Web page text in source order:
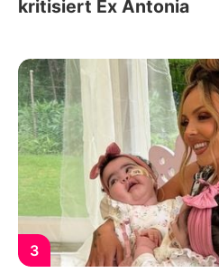
kritisiert Ex Antonia
3